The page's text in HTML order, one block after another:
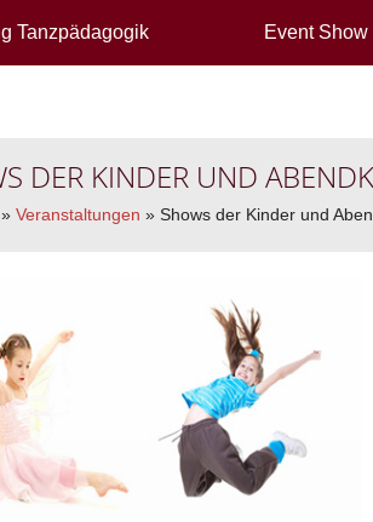
Tanzpädagogik Event Show
DER KINDER UND
» Veranstaltungen » Shows der Kinder und